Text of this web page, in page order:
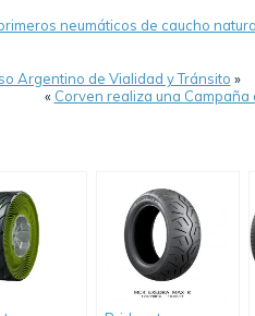
neumáticos de caucho
Argentino de Vialidad y Tránsito »
« Corven realiza una